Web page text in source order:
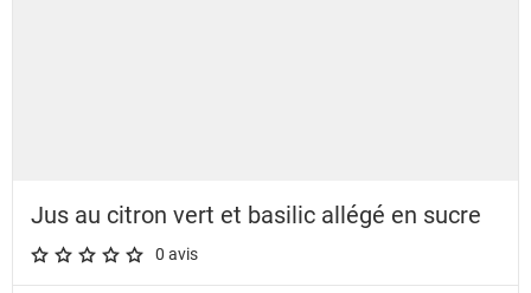
Jus au citron vert et basilic allégé en sucre
A star rating of 0 out of 5.
0 avis